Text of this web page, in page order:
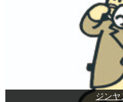
ジンヤ